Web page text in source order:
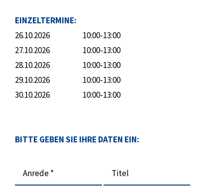
EINZELTERMINE:
26.10.2026
10:00-13:00
27.10.2026
10:00-13:00
28.10.2026
10:00-13:00
29.10.2026
10:00-13:00
30.10.2026
10:00-13:00
BITTE GEBEN SIE IHRE DATEN EIN:
Anrede * Titel